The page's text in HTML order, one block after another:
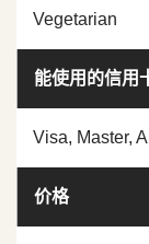
Vegetarian
能使用的信用
Visa, Master,
价格